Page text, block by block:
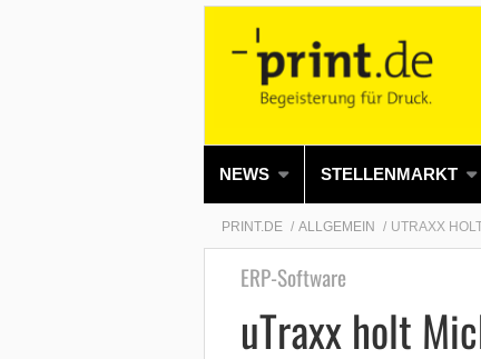
NEWS STELLENMARKT
PRINT.DE ALLGEMEIN UTRAXX
ERP-Software
uTraxx holt